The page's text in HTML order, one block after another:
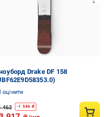
Drake DF 158
оцінити
463 -1 546 ₴